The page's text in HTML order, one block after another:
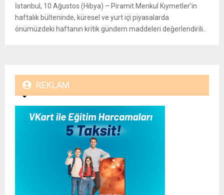
İstanbul, 10 Ağustos (Hibya) – Piramit Menkul Kıymetler’in
haftalık bülteninde, küresel ve yurt içi piyasalarda
önümüzdeki haftanın kritik gündem maddeleri değerlendirili..
REKLAM